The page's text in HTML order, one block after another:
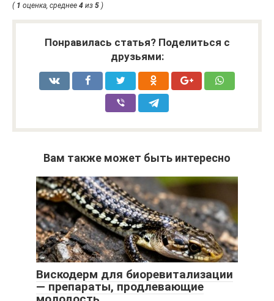
( 1 оценка, среднее 4 из 5 )
Понравилась статья? Поделиться с
друзьями:
Вам также может быть интересно
Вискодерм для биоревитализации
— препараты, продлевающие